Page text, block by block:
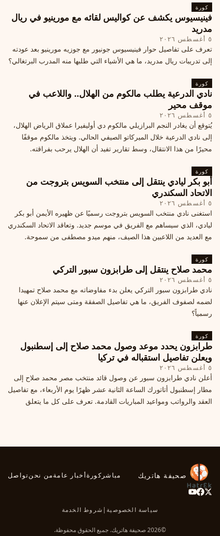
كورة
فينيسيوس يكشف عن كواليس لقائه مع مورينيو في ريال
مدريد
٥ أغسطس ٢٠٢٦
تعرف على تفاصيل حوار فينيسيوس جونيور مع جوزيه مورينيو بعد عودته
إلى تدريبات ريال مدريد، ما هي الأشياء التي طلبها منه المدرب البرتغالي؟
كورة
نادي الدرعية يطلب مالكوم من الهلال.. واللاعب في
موقف محير
٥ أغسطس ٢٠٢٦
يُتوقع أن يغادر النجم البرازيلي مالكوم دي أوليفيرا عملاق الرياض الهلال،
إلى نادي الدرعية خلال الميركاتو الصيفي الحالي. ويتخذ مالكوم موقفًا
محيرًا من هذا الانتقال، وسط تقارير تفيد أن الهلال يرحب بفراقته.
كورة
أبو بكر ليادي ينتقل إلى منتخب السويس بتروجت من
الاتحاد السكندري
٥ أغسطس ٢٠٢٦
استغنى نادي منتخب السويس بتروجت رسميًا عن ظهيره الأيمن أبو بكر
ليادي، الذي سيساهم مع الفريق في موسم جديد. وتعاقد الاتحاد السكندري
مع العديد من اللاعبين هذا الصيف، منهم ميدو مصطفى من سموحة.
كورة
محمد صلاح ينتقل إلى طرابزون سبور التركي
٥ أغسطس ٢٠٢٦
نادي طرابزون سبور التركي يعلن بدء مفاوضاته مع محمد صلاح تمهيدا
لضمه لصفوف الفريق، ما هي تفاصيل الصفقة ومتى سيتم الإعلان عنها
رسمياً؟
كورة
طرابزون يحدد موعد وصول محمد صلاح إلى إسطنبول
ويعلن تفاصيل استقباله في تركيا
٥ أغسطس ٢٠٢٦
أعلن نادي طرابزون سبور عن وصول قائد منتخب مصر محمد صلاح إلى
مطار إسطنبول أتاتورك الساعة الثانية عشر ظهرًا يوم الأربعاء، مع تفاصيل
العقد والرواتب ومواعيد المباريات القادمة. تعرف على كل ما يتعلق
صحيفة هاتريك مباشر كورةأخبار عامةمن نحنتواصل
سياسة الخصوصية | شروط الخدمة
©2026 صحيفة هاتريك. جميع الحقوق محفوظة.